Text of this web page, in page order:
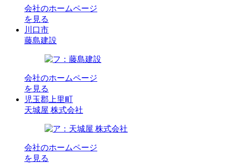
会社のホームページ
を見る
川口市
藤島建設
会社のホームページ
を見る
児玉郡上里町
天城屋 株式会社
会社のホームページ
を見る